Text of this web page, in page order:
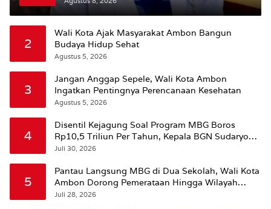
2
Wali Kota Ajak Masyarakat Ambon Bangun
Budaya Hidup Sehat
Agustus 5, 2026
3
Jangan Anggap Sepele, Wali Kota Ambon
Ingatkan Pentingnya Perencanaan Kesehatan
Agustus 5, 2026
4
Disentil Kejagung Soal Program MBG Boros
Rp10,5 Triliun Per Tahun, Kepala BGN Sudaryono
Beri Penjelasan
Juli 30, 2026
5
Pantau Langsung MBG di Dua Sekolah, Wali Kota
Ambon Dorong Pemerataan Hingga Wilayah
Leitimur Selatan
Juli 28, 2026